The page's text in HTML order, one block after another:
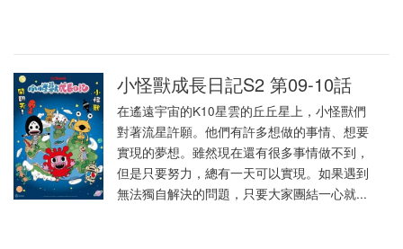
小怪獸成長日記S2 第09-10話
在遙遠宇宙的K10星雲的丘丘星上，小怪獸們
對著流星許願。他們有許多想做的事情、想要
實現的夢想。雖然現在還有很多事情做不到，
但是只要努力，總有一天可以實現。如果遇到
無法獨自解決的問題，只要大家團結一心就...